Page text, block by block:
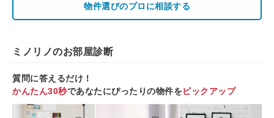
物件選びのプロに相談する
ミノリノのお部屋診断
質問に答えるだけ！
かんたん30秒であなたにぴったりの物件をピックアップ